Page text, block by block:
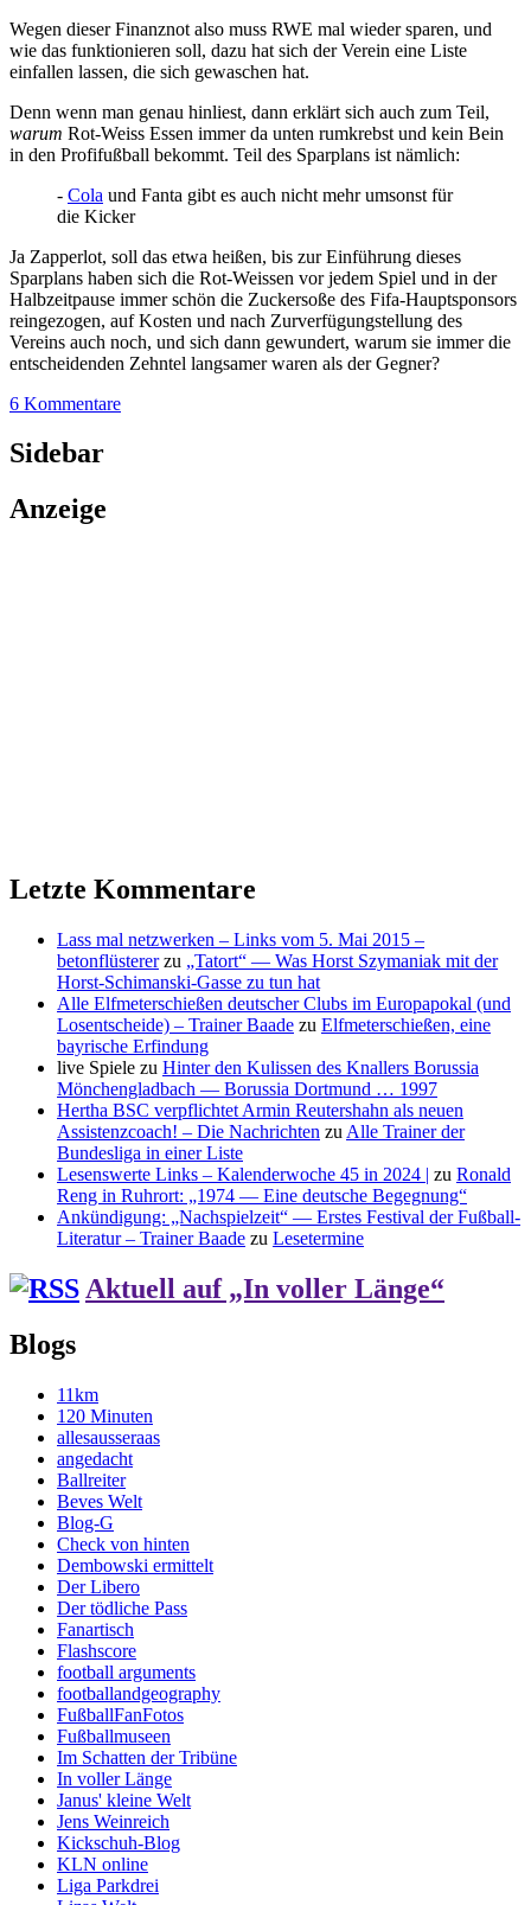
Wegen dieser Finanznot also muss RWE mal wieder sparen, und
wie das funktionieren soll, dazu hat sich der Verein eine Liste
einfallen lassen, die sich gewaschen hat.
Denn wenn man genau hinliest, dann erklärt sich auch zum Teil,
warum Rot-Weiss Essen immer da unten rumkrebst und kein Bein
in den Profifußball bekommt. Teil des Sparplans ist nämlich:
- Cola und Fanta gibt es auch nicht mehr umsonst für
die Kicker
Ja Zapperlot, soll das etwa heißen, bis zur Einführung dieses
Sparplans haben sich die Rot-Weissen vor jedem Spiel und in der
Halbzeitpause immer schön die Zuckersoße des Fifa-Hauptsponsors
reingezogen, auf Kosten und nach Zurverfügungstellung des
Vereins auch noch, und sich dann gewundert, warum sie immer die
entscheidenden Zehntel langsamer waren als der Gegner?
6 Kommentare
Sidebar
Anzeige
Letzte Kommentare
Lass mal netzwerken – Links vom 5. Mai 2015 –
betonflüstererzu „Tatort“ — Was Horst Szymaniak mit der
Horst-Schimanski-Gasse zu tun hat
Alle Elfmeterschießen deutscher Clubs im Europapokal (und
Losentscheide) – Trainer Baade zu Elfmeterschießen, eine
bayrische Erfindung
live Spiele zu Hinter den Kulissen des Knallers Borussia
Mönchengladbach — Borussia Dortmund … 1997
Hertha BSC verpflichtet Armin Reutershahn als neuen
Assistenzcoach! – Die Nachrichten zu Alle Trainer der
Bundesliga in einer Liste
Lesenswerte Links – Kalenderwoche 45 in 2024 | zu Ronald
Reng in Ruhrort: „1974 — Eine deutsche Begegnung“
Ankündigung: „Nachspielzeit“ — Erstes Festival der Fußball-
Literatur – Trainer Baade zu Lesetermine
Aktuell auf „In voller Länge“
Blogs
11km
120 Minuten
allesausseraas
angedacht
Ballreiter
Beves Welt
Blog-G
Check von hinten
Dembowski ermittelt
Der Libero
Der tödliche Pass
Fanartisch
Flashscore
football arguments
footballandgeography
FußballFanFotos
Fußballmuseen
Im Schatten der Tribüne
In voller Länge
Janus' kleine Welt
Jens Weinreich
Kickschuh-Blog
KLN online
Liga Parkdrei